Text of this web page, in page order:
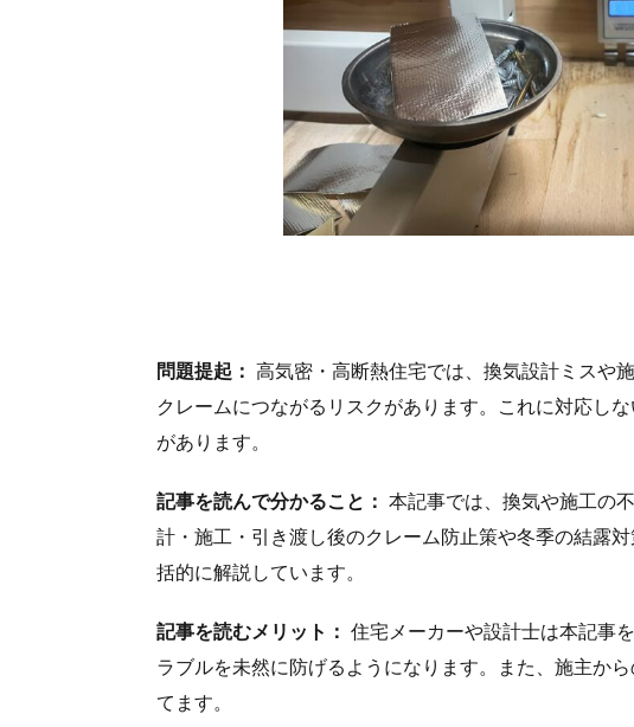
問題提起：
高気密・高断熱住宅では、換気設計ミスや
クレームにつながるリスクがあります。これに対応し
があります。
記事を読んで分かること：
本記事では、換気や施工の
計・施工・引き渡し後のクレーム防止策や冬季の結露
括的に解説しています。
記事を読むメリット：
住宅メーカーや設計士は本記事
ラブルを未然に防げるようになります。また、施主か
てます。